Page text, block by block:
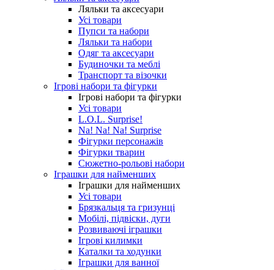
Ляльки та аксесуари
Усі товари
Пупси та набори
Ляльки та набори
Одяг та аксесуари
Будиночки та меблі
Транспорт та візочки
Ігрові набори та фігурки
Ігрові набори та фігурки
Усі товари
L.O.L. Surprise!
Na! Na! Na! Surprise
Фігурки персонажів
Фігурки тварин
Сюжетно-рольові набори
Іграшки для найменших
Іграшки для найменших
Усі товари
Брязкальця та гризунці
Мобілі, підвіски, дуги
Розвиваючі іграшки
Ігрові килимки
Каталки та ходунки
Іграшки для ванної